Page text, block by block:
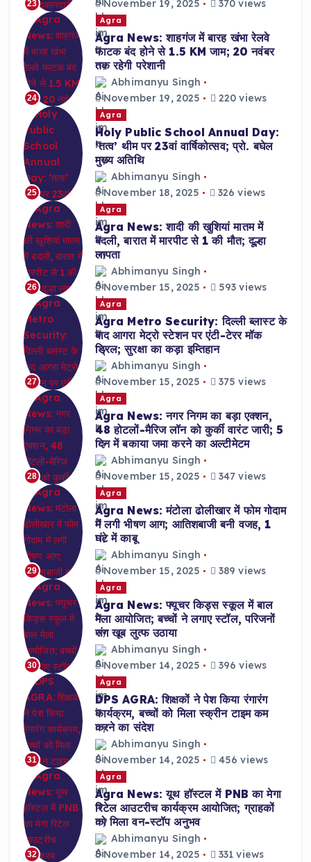
23 November 19, 2025 370 views
24
Agra
Agra News: शाहगंज में बारह खंभा रेलवे
फाटक बंद होने से 1.5 KM जाम; 20 नवंबर
तक रहेगी परेशानी
Abhimanyu Singh
November 19, 2025
220 views
25
Agra
Holy Public School Annual Day:
‘तत्व’ थीम पर 23वां वार्षिकोत्सव; प्रो. बघेल
मुख्य अतिथि
Abhimanyu Singh
November 18, 2025
326 views
26
Agra
Agra News: शादी की खुशियां मातम में
बदली, बारात में मारपीट से 1 की मौत; दूल्हा
लापता
Abhimanyu Singh
November 15, 2025
593 views
27
Agra
Agra Metro Security: दिल्ली ब्लास्ट के
बाद आगरा मेट्रो स्टेशन पर एंटी-टेरर मॉक
ड्रिल; सुरक्षा का कड़ा इम्तिहान
Abhimanyu Singh
November 15, 2025
375 views
28
Agra
Agra News: नगर निगम का बड़ा एक्शन,
48 होटलों-मैरिज लॉन को कुर्की वारंट जारी; 5
दिन में बकाया जमा करने का अल्टीमेटम
Abhimanyu Singh
November 15, 2025
347 views
29
Agra
Agra News: मंटोला ढोलीखार में फोम गोदाम
में लगी भीषण आग; आतिशबाजी बनी वजह, 1
घंटे में काबू
Abhimanyu Singh
November 15, 2025
389 views
30
Agra
Agra News: फ्यूचर किड्स स्कूल में बाल
मेला आयोजित; बच्चों ने लगाए स्टॉल, परिजनों
संग खूब लुत्फ उठाया
Abhimanyu Singh
November 14, 2025
396 views
31
Agra
DPS AGRA: शिक्षकों ने पेश किया रंगारंग
कार्यक्रम, बच्चों को मिला स्क्रीन टाइम कम
करने का संदेश
Abhimanyu Singh
November 14, 2025
456 views
32
Agra
Agra News: यूथ हॉस्टल में PNB का मेगा
रिटेल आउटरीच कार्यक्रम आयोजित; ग्राहकों
को मिला वन-स्टॉप अनुभव
Abhimanyu Singh
November 14, 2025
331 views